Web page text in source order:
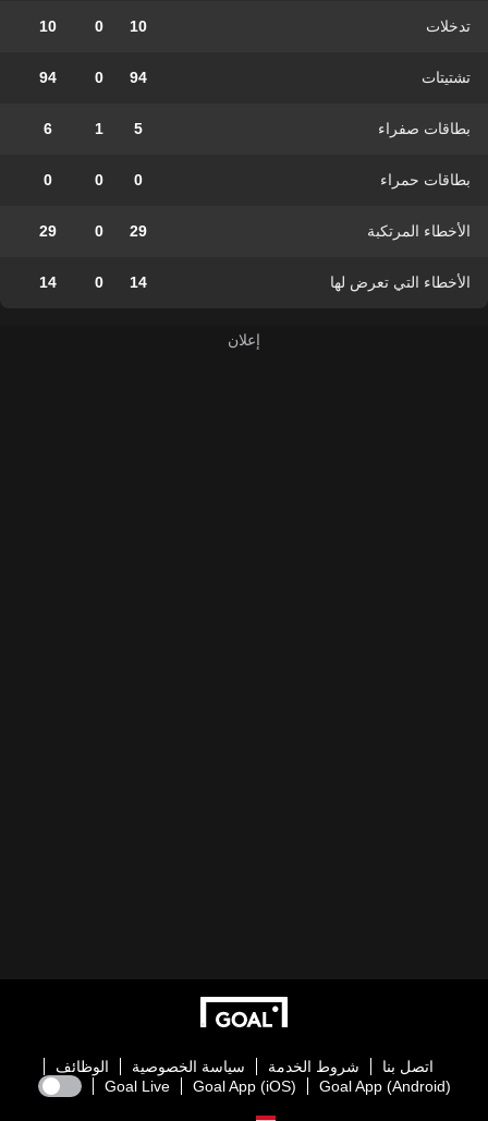
تدخلات 10
0
10
تشتيتات 94
0
94
بطاقات صفراء 5
1
6
بطاقات حمراء 0
0
0
الأخطاء المرتكبة 29
0
29
الأخطاء التي تعرض لها 14
0
14
اتصل بنا شروط الخدمة سياسة الخصوصية
الوظائف
Goal App (Android)
Goal App (iOS)
Goal Live